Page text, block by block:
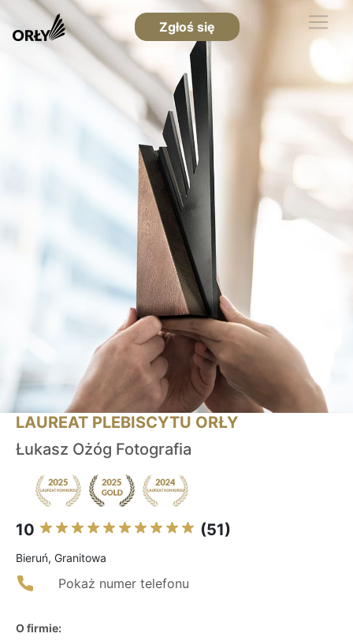
Zgłoś się
LAUREAT PLEBISCYTU ORŁY
Łukasz Ożóg Fotografia
10 (51)
Bieruń, Granitowa
Pokaż numer telefonu
O firmie: